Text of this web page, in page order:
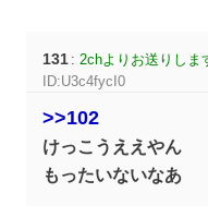
131 :2chよりお送りしま
ID:U3c4fycI0
>>102
けっこうええやん
もったいないなあ